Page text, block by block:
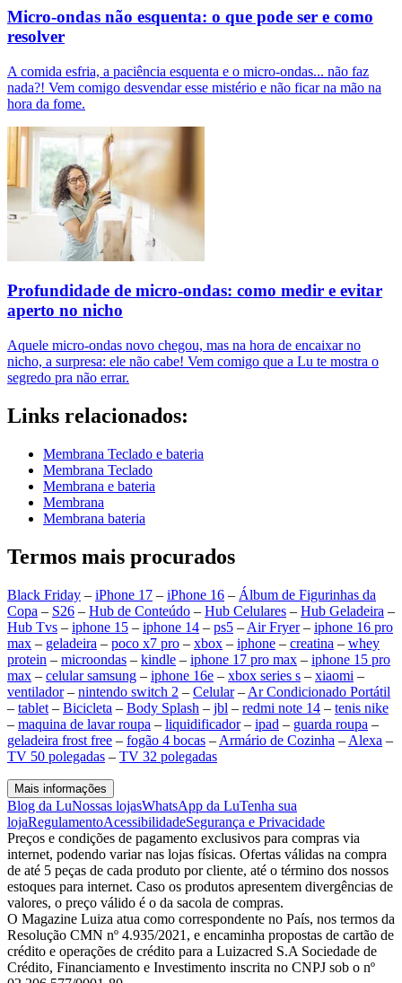
Micro-ondas não esquenta: o que pode ser e como
resolver
A comida esfria, a paciência esquenta e o micro-ondas... não faz
nada?! Vem comigo desvendar esse mistério e não ficar na mão na
hora da fome.
Profundidade de micro-ondas: como medir e evitar
aperto no nicho
Aquele micro-ondas novo chegou, mas na hora de encaixar no
nicho, a surpresa: ele não cabe! Vem comigo que a Lu te mostra o
segredo pra não errar.
Links relacionados:
Membrana Teclado e bateria
Membrana Teclado
Membrana e bateria
Membrana
Membrana bateria
Termos mais procurados
Black Friday – iPhone 17 – iPhone 16 – Álbum de Figurinhas da
Copa – S26 – Hub de Conteúdo – Hub Celulares – Hub Geladeira –
Hub Tvs – iphone 15 – iphone 14 – ps5 – Air Fryer– iphone 16 pro
max – geladeira – poco x7 pro – xbox – iphone – creatina – whey
protein – microondas – kindle – iphone 17 pro max – iphone 15 pro
max – celular samsung – iphone 16e – xbox series s – xiaomi –
ventilador– nintendo switch 2 – Celular– Ar Condicionado Portátil
– tablet – Bicicleta – Body Splash – jbl – redmi note 14 – tenis nike
– maquina de lavar roupa – liquidificador– ipad – guarda roupa –
geladeira frost free – fogão 4 bocas – Armário de Cozinha – Alexa –
TV 50 polegadas – TV 32 polegadas
Mais informações
Blog da LuNossas lojasWhatsApp da LuTenha sua
lojaRegulamentoAcessibilidadeSegurança e Privacidade
Preços e condições de pagamento exclusivos para compras via
internet, podendo variar nas lojas físicas. Ofertas válidas na compra
de até 5 peças de cada produto por cliente, até o término dos nossos
estoques para internet. Caso os produtos apresentem divergências de
valores, o preço válido é o da sacola de compras.
O Magazine Luiza atua como correspondente no País, nos termos da
Resolução CMN nº 4.935/2021, e encaminha propostas de cartão de
crédito e operações de crédito para a Luizacred S.A Sociedade de
Crédito, Financiamento e Investimento inscrita no CNPJ sob o nº